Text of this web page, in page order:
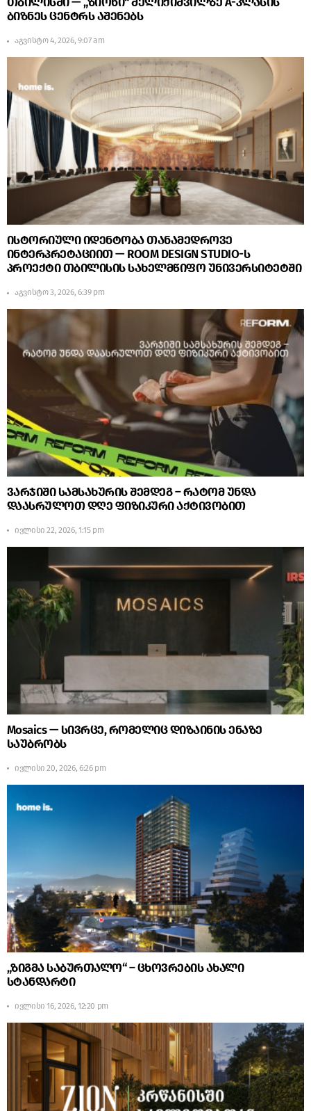
ბიზნეს ცენტრს აშენებს
აგვისტო 4, 2026, 9:07 am
ისტორიული იდენტობა თანამედროვე
ინტერპრეტაციით — ROOM DESIGN STUDIO-ს
პროექტი თბილისის სახელმწიფო უნივერსიტეტში
აგვისტო 3, 2026, 6:39 pm
ვარჯიში სამსახურის შემდეგ – რატომ უნდა
დაასრულოთ დღე ფიზიკური აქტივობით
ივლისი 22, 2026, 1:15 pm
Mosaics — სივრცე, რომელიც დიზაინის ენაზე
საუბრობს
ივლისი 20, 2026, 6:26 pm
„ზიგმა საბურთალო“ – ცხოვრების ახალი
სტანდარტი
ივლისი 16, 2026, 12:20 pm